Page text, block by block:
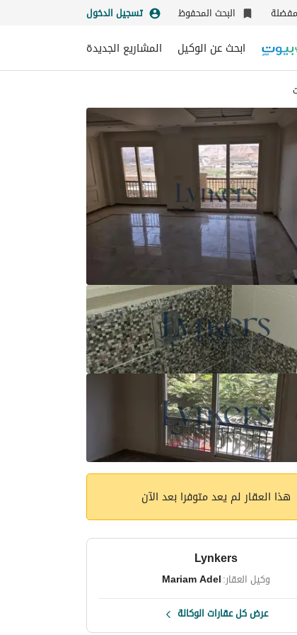
البحث المحفوظ تسجيل الدخول
ابحث عن الوكيل المشاريع الجديدة
هذا العقار لم يعد متوفرا بعد الآن
Lynkers
وكيل العقار:Mariam Adel
عرض كل عقارات الوكالة